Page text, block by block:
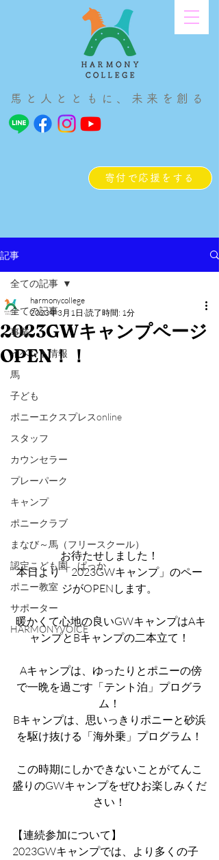
寄付で応援をする
馬と人とともに、未来を創る
記事
全ての記事
事業
イベント情報
馬
子ども
ポニーエクスプレスonline
スタッフ
カウンセラー
プレーパーク
キャンプ
ポニークラブ
まなび～馬（フリースクール）
認定こども園 ぱっか
ポニー教室
サポーター
HARMONYVOICE
全ての記事
2023GWキャンプページ
OPEN！！
harmonycollege
2023年3月1日 読了時間: 1分
お待たせしました！
本日より「2023GWキャンプ」のペー
ジがOPENします。
ャンプとBキャンプの二本立て！
で一晩を過ごす「テント泊」プログラ
ム！
Bキャンプは、思いっきりポニーと砂浜
を駆け抜ける「海外乗」プログラム！
この時期にしかできないことがてんこ
盛りのGWキャンプをぜひお楽しみくだ
さい！
【連続参加について】
2023GWキャンプでは、より多くの子